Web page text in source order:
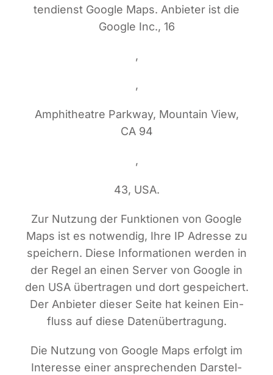
ten­dienst Goog­le Maps. Anbie­ter ist die
Goog­le Inc., 16
,
,
Amphi­theat­re Park­way, Moun­tain View,
CA 94
,
43, USA.
Zur Nut­zung der Funk­tio­nen von Goog­le
Maps ist es not­wen­dig, Ihre IP Adres­se zu
spei­chern. Die­se Infor­ma­tio­nen wer­den in
der Regel an einen Ser­ver von Goog­le in
den USA über­tra­gen und dort gespei­chert.
Der Anbie­ter die­ser Sei­te hat kei­nen Ein­
fluss auf die­se Datenübertragung.
Die Nut­zung von Goog­le Maps erfolgt im
Inter­es­se einer anspre­chen­den Dar­stel­